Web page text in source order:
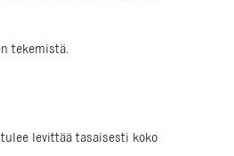
tekemistä.
levittää tasaisesti koko